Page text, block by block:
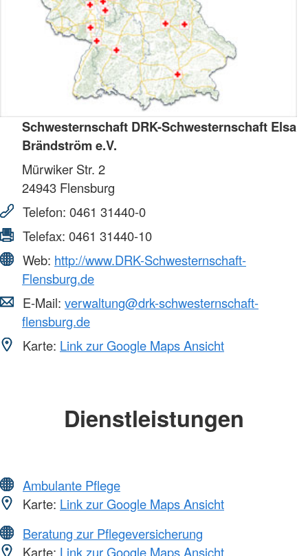
Schwesternschaft DRK-Schwesternschaft Elsa
Brändström e.V.
Mürwiker Str. 2
24943 Flensburg
Telefon: 0461 31440-0
Telefax: 0461 31440-10
Web: http://www.DRK-Schwesternschaft-
Flensburg.de
E-Mail: verwaltung@drk-schwesternschaft-
flensburg.de
Karte: Link zur Google Maps Ansicht
Dienstleistungen
Ambulante Pflege
Karte: Link zur Google Maps Ansicht
Beratung zur Pflegeversicherung
Karte: Link zur Google Maps Ansicht